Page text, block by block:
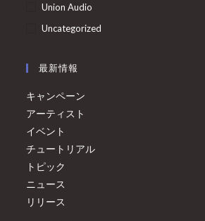
Union Audio
Uncategorized
最新情報
キャンペーン
アーティスト
イベント
チュートリアル
トピック
ニュース
リリース